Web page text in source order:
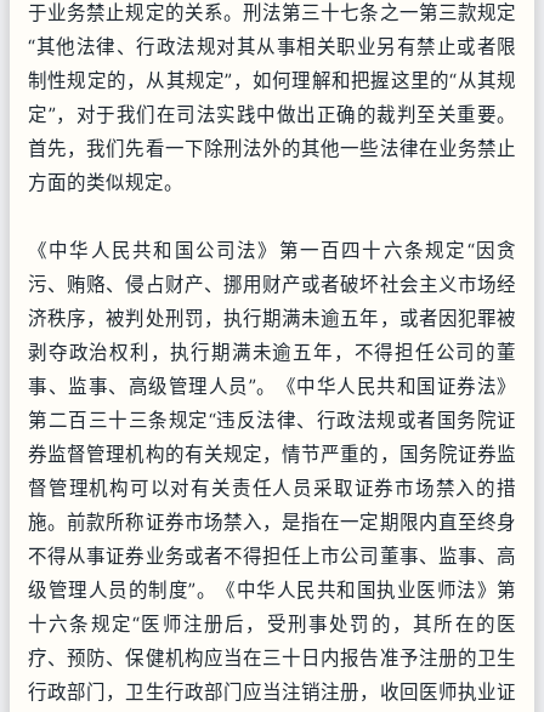
于业务禁止规定的关系。刑法第三十七条之一第三款规定
“其他法律、行政法规对其从事相关职业另有禁止或者限
制性规定的，从其规定”，如何理解和把握这里的“从其规
定”，对于我们在司法实践中做出正确的裁判至关重要。
首先，我们先看一下除刑法外的其他一些法律在业务禁止
方面的类似规定。
《中华人民共和国公司法》第一百四十六条规定“因贪
污、贿赂、侵占财产、挪用财产或者破坏社会主义市场经
济秩序，被判处刑罚，执行期满未逾五年，或者因犯罪被
剥夺政治权利，执行期满未逾五年，不得担任公司的董
事、监事、高级管理人员”。《中华人民共和国证券法》
第二百三十三条规定“违反法律、行政法规或者国务院证
券监督管理机构的有关规定，情节严重的，国务院证券监
督管理机构可以对有关责任人员采取证券市场禁入的措
施。前款所称证券市场禁入，是指在一定期限内直至终身
不得从事证券业务或者不得担任上市公司董事、监事、高
级管理人员的制度”。《中华人民共和国执业医师法》第
十六条规定“医师注册后，受刑事处罚的，其所在的医
疗、预防、保健机构应当在三十日内报告准予注册的卫生
行政部门，卫生行政部门应当注销注册，收回医师执业证